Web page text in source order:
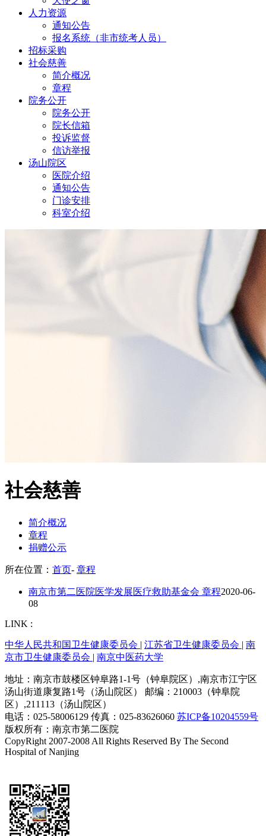
人力资源
通知公告
报名系统（非市统考人员）
招标采购
社会慈善
简介概况
章程
院务公开
院务公开
院长信箱
投诉监督
信访举报
汤山院区
医院介绍
通知公告
门诊安排
科室介绍
社会慈善
简介概况
章程
捐赠公示
所在位置： 首页- 章程
南京市第二医院医学发展医疗救助基金会 章程2020-06-
08
LINK :
中华人民共和国卫生健康委员会 | 江苏省卫生健康委员会 | 南
京市卫生健康委员会 | 南京中医药大学
地址：南京市鼓楼区钟阜路1-1号（钟阜院区）,南京市江宁区
汤山街道康复路1号（汤山院区） 邮编：210003（钟阜院
区）,211113（汤山院区）
电话：025-58006129 传真：025-83626060 苏ICP备10204559号
版权所有：南京市第二医院
CopyRight 2007-2008 All Rights Reserved By The Second
Hospital of Nanjing